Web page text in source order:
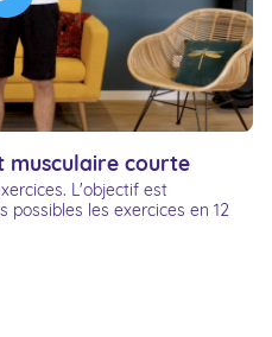
musculaire courte
L'objectif est
les exercices en 12